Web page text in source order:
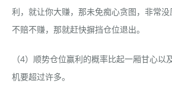
利，就让你大赚，那未免痴心贪图，非常没
不赔不赚，那就赶快摒挡仓位退出。
（4）顺势仓位赢利的概率比起一厢甘心以
机要超过许多。